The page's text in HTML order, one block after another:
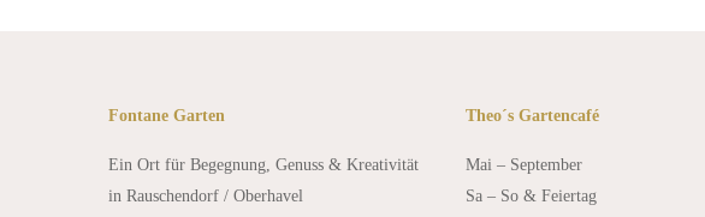
Fontane Garten
Ein Ort für Begegnung, Genuss & Kreativität
in Rauschendorf / Oberhavel
Theo´s Gartencafé
Mai – September
Sa – So & Feiertag